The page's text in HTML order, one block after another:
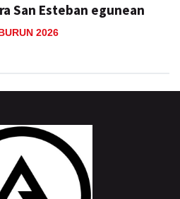
San Esteban egunean
2026